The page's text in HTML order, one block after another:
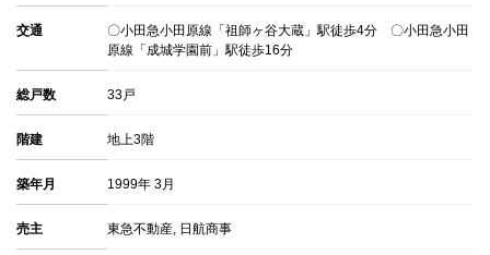
交通
〇小田急小田原線「祖師ヶ谷大蔵」駅徒歩4分 〇小田急小田
原線「成城学園前」駅徒歩16分
総戸数 33戸
階建 地上3階
築年月 1999年 3月
売主 東急不動産, 日航商事